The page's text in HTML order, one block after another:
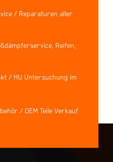
/ Reparaturen aller
Reifen,
/ HU Untersuchung im
/ OEM Teile Verkauf